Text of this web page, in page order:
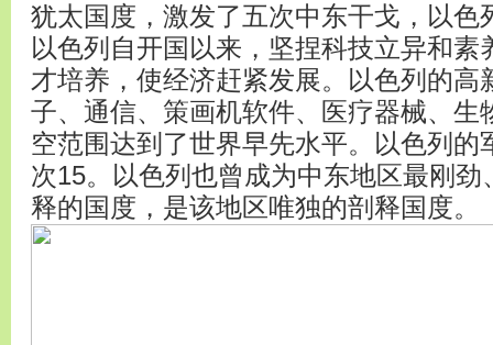
犹太国度，激发了五次中东干戈，以色
以色列自开国以来，坚捏科技立异和素
才培养，使经济赶紧发展。以色列的高
子、通信、策画机软件、医疗器械、生
空范围达到了世界早先水平。以色列的
次15。以色列也曾成为中东地区最刚
释的国度，是该地区唯独的剖释国度。